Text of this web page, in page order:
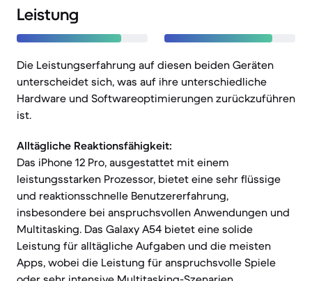
Leistung
Die Leistungserfahrung auf diesen beiden Geräten
unterscheidet sich, was auf ihre unterschiedliche
Hardware und Softwareoptimierungen zurückzuführen
ist.
Alltägliche Reaktionsfähigkeit:
Das iPhone 12 Pro, ausgestattet mit einem
leistungsstarken Prozessor, bietet eine sehr flüssige
und reaktionsschnelle Benutzererfahrung,
insbesondere bei anspruchsvollen Anwendungen und
Multitasking. Das Galaxy A54 bietet eine solide
Leistung für alltägliche Aufgaben und die meisten
Apps, wobei die Leistung für anspruchsvolle Spiele